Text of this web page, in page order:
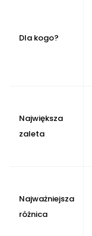
Dla kogo?
Największa
zaleta
Najważniejsza
różnica